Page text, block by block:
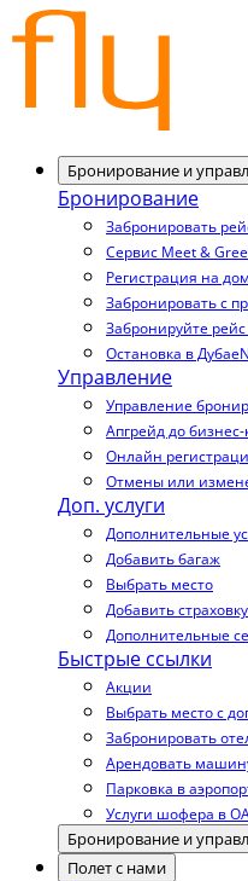
Бронирование и
Бронирование
Забронировать
Сервис Meet &
Регистрация на
Забронировать с
Забронируйте рейс
Остановка в Дубае
Управление
Управление
Апгрейд до бизнес-
Онлайн
Отмены или
Доп. услуги
Дополнительные
Добавить багаж
Выбрать место
Добавить страховку
Дополнительные
Быстрые ссылки
Акции
Выбрать место с
Забронировать
Арендовать
Парковка в
Услуги шофера в
Бронирование и
Полет с нами